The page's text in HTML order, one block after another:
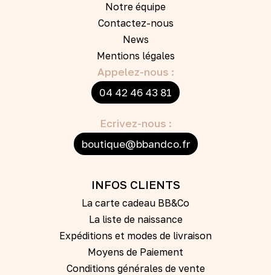
Notre équipe
Contactez-nous
News
Mentions légales
Appelez-nous :
04 42 46 43 81
Ecrivez-nous :
boutique@bbandco.fr
INFOS CLIENTS
La carte cadeau BB&Co
La liste de naissance
Expéditions et modes de livraison
Moyens de Paiement
Conditions générales de vente